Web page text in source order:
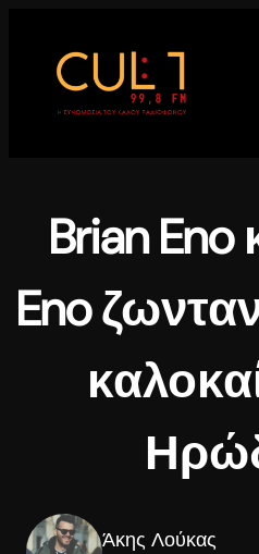
περιεχόμενο
Brian Eno
Eno
Άκης Λούκας